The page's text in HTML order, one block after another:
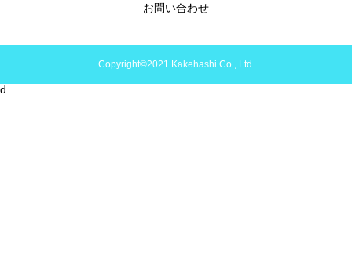
お問い合わせ
Copyright©2021 Kakehashi Co., Ltd.
d